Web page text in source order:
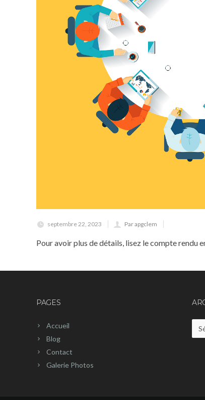
septembre 22, 2023 Par apgclem
Pour avoir plus de détails, lisez le compte rendu
PAGES
Accueil
Blog
Contact
Galerie Photos